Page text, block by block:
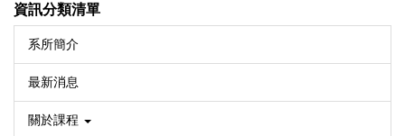
資訊分類清單
系所簡介
最新消息
關於課程